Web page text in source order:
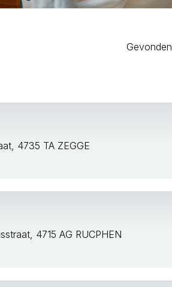
Gevonden
4735 TA ZEGGE
4715 AG RUCPHEN